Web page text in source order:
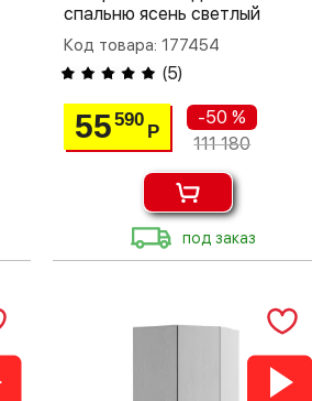
спальню ясень светлый
Код товара: 177454
(5)
55590
Р
-50 %
111 180
под заказ